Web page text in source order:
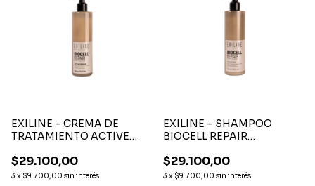
EXILINE – CREMA DE
TRATAMIENTO ACTIVE
REPARACIÓN INTENSIVA
CAPILAR
$29.100,00
3 x $9.700,00 sin interés
EXILINE – SHAMPOO
BIOCELL REPAIR
PROFUNDA 300ML
$29.100,00
3 x $9.700,00 sin interés